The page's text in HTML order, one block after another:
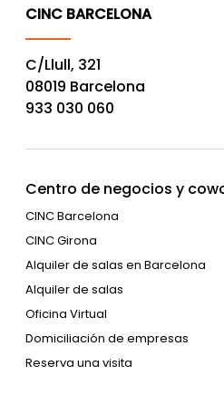
CINC BARCELONA
C/Llull, 321
08019 Barcelona
933 030 060
Centro de negocios y
CINC Barcelona
CINC Girona
Alquiler de salas en Barcelona
Alquiler de salas
Oficina Virtual
Domiciliación de empresas
Reserva una visita